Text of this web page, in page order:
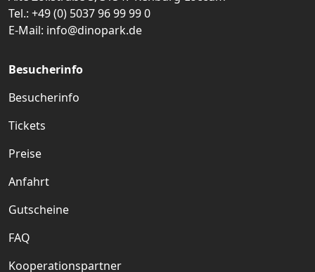
Tel.: +49 (0) 5037 96 99 99 0
E-Mail: info@dinopark.de
Besucherinfo
Besucherinfo
Tickets
Preise
Anfahrt
Gutscheine
FAQ
Kooperationspartner